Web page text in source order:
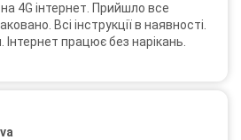
4G інтернет. Прийшло все
Всі інструкції в наявності.
Інтернет працює без нарікань.